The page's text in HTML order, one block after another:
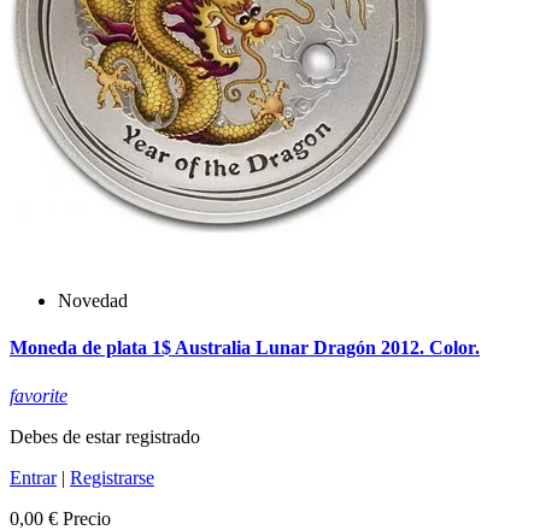
Novedad
Moneda de plata 1$ Australia Lunar Dragón 2012. Color.
favorite
Debes de estar registrado
Entrar| Registrarse
0,00 € Precio